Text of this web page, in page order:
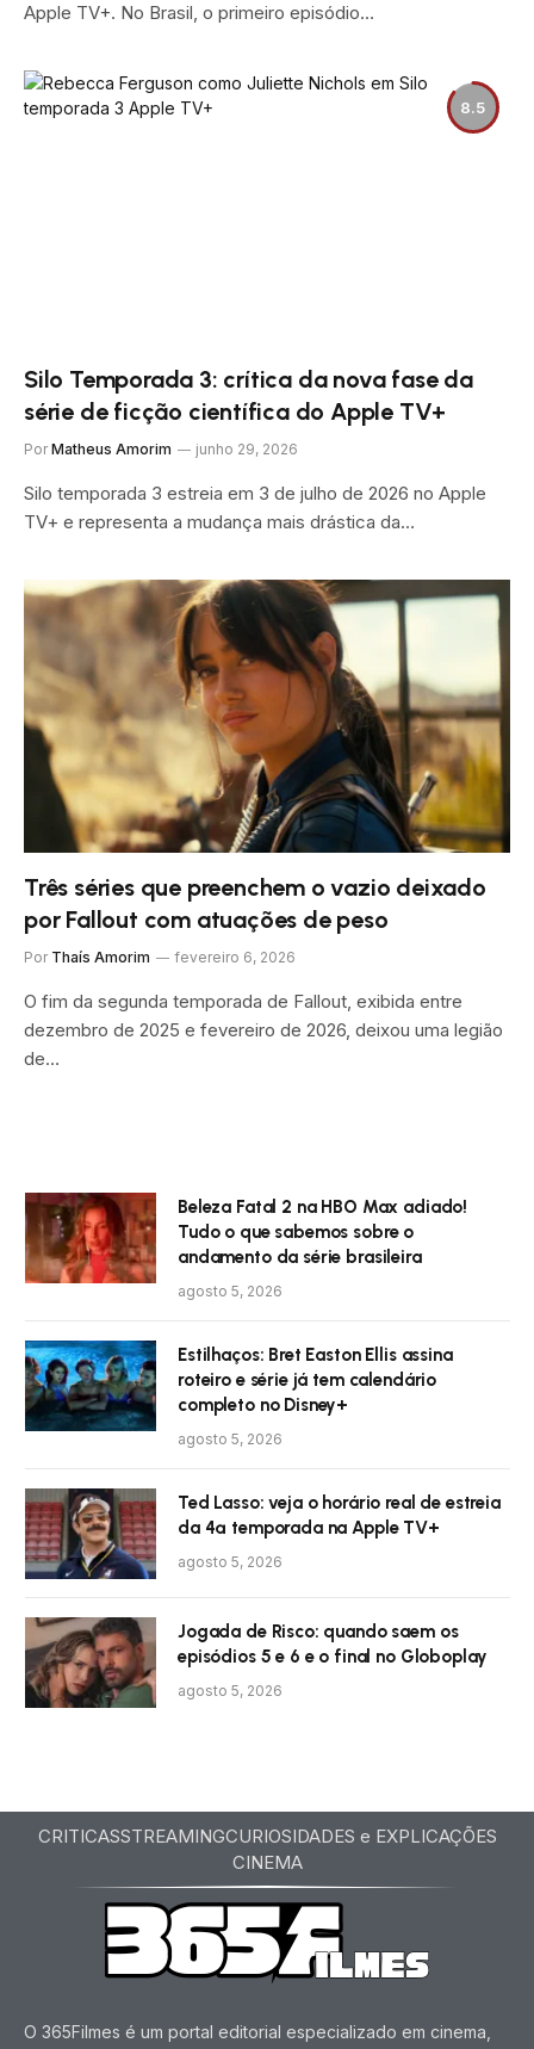
Apple TV+. No Brasil, o primeiro episódio…
8.5
Silo Temporada 3: crítica da nova fase da
série de ficção científica do Apple TV+
Por Matheus Amorim junho 29, 2026
Silo temporada 3 estreia em 3 de julho de 2026 no Apple
TV+ e representa a mudança mais drástica da…
Três séries que preenchem o vazio deixado
por Fallout com atuações de peso
Por Thaís Amorim fevereiro 6, 2026
O fim da segunda temporada de Fallout, exibida entre
dezembro de 2025 e fevereiro de 2026, deixou uma legião
de…
Beleza Fatal 2 na HBO Max adiado!
Tudo o que sabemos sobre o
andamento da série brasileira
agosto 5, 2026
Estilhaços: Bret Easton Ellis assina
roteiro e série já tem calendário
completo no Disney+
agosto 5, 2026
Ted Lasso: veja o horário real de estreia
da 4ª temporada na Apple TV+
agosto 5, 2026
Jogada de Risco: quando saem os
episódios 5 e 6 e o final no Globoplay
agosto 5, 2026
CRITICASSTREAMINGCURIOSIDADES e EXPLICAÇÕES
CINEMA
O 365Filmes é um portal editorial especializado em cinema,